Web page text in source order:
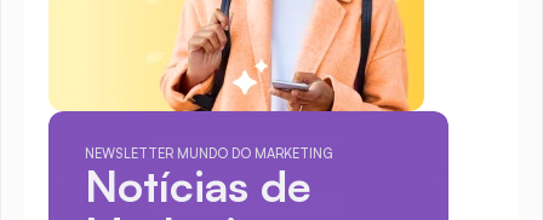
NEWSLETTER MUNDO DO MARKETING
Notícias de